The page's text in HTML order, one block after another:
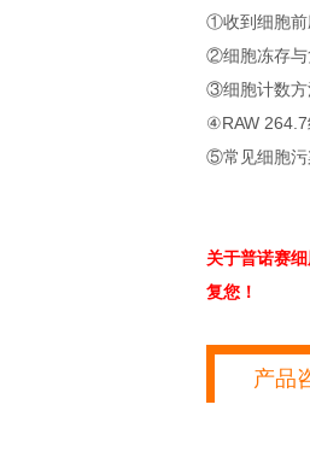
①收到细胞前
②细胞冻存与
③细胞计数方
④RAW 264.7
⑤常见细胞污
关于普诺赛
复您！
产品